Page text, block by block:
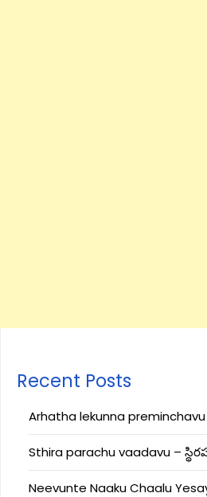
Recent Posts
Arhatha lekunna
Sthira parachu vaadavu –
Neevunte Naaku Chaalu